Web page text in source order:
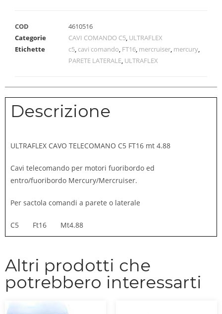
COD
4610516
Categorie
CAVI COMANDO C5, ULTRAFLEX
Etichette
c5, cavi comando, FT16, mercruiser, mercury,
PARETE LATERALE, ULTRAFLEX
Descrizione
ULTRAFLEX CAVO TELECOMANO C5 FT16 mt 4.88
Cavi telecomando per motori fuoribordo ed
entro/fuoribordo Mercury/Mercruiser.
Per sactola comandi a parete o laterale
C5 Ft16 Mt4.88
Altri prodotti che
potrebbero interessarti